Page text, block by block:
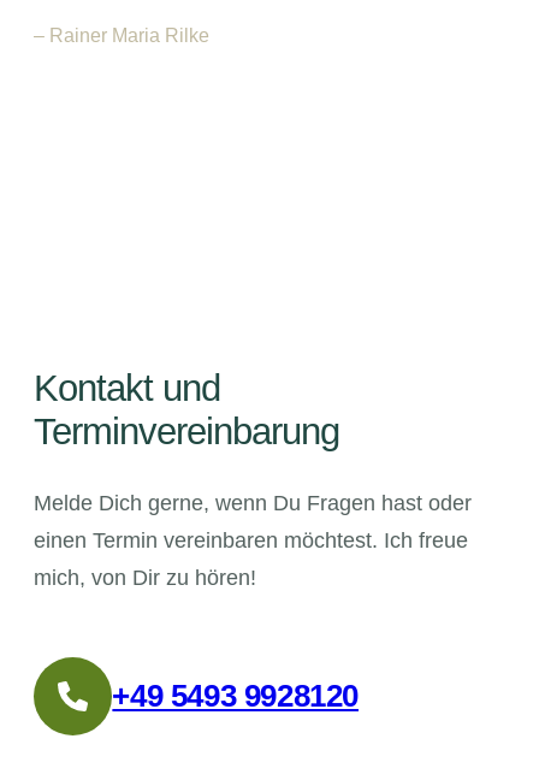
– Rainer Maria Rilke
Kontakt und
Terminvereinbarung
Melde Dich gerne, wenn Du Fragen hast oder
einen Termin vereinbaren möchtest. Ich freue
mich, von Dir zu hören!
+49 5493 9928120